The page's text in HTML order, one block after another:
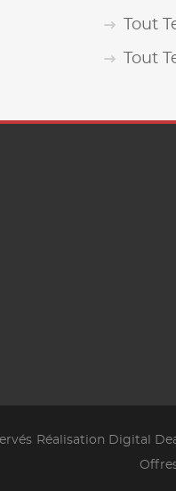
Tout
Tout
Réalisation Digital